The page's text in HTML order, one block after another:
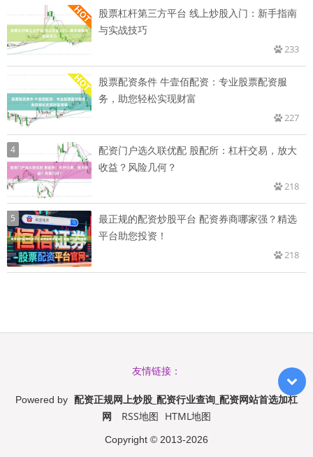
股票杠杆第三方平台 线上炒股入门：新手指南
与实战技巧
233
股票配资条件 牛壹佰配资：专业股票配资服
务，助您轻松实现财富
227
4
配资门户选久联优配 股配所：杠杆交易，放大
收益？风险几何？
218
5
最正规的配资炒股平台 配资券商哪家强？精选
平台助您投资！
218
友情链接：
Powered by 配资正规网上炒股_配资行业查询_配资网站首选加杠
网
RSS地图 HTML地图
Copyright © 2013-2026